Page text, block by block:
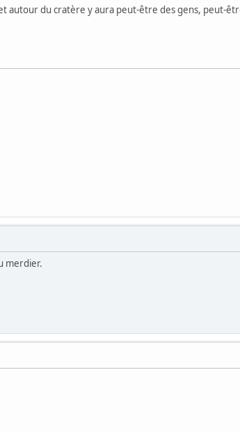
autour du cratère y aura peut-être des gens, peut-
merdier.